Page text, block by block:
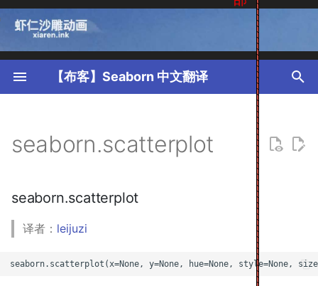
【布客】Seaborn 中文翻译
y
t
s
seaborn.scatterplot
seaborn.scatterplot
译者： leijuzi